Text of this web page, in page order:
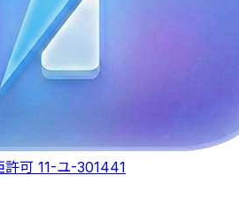
許可 11-ユ-301441